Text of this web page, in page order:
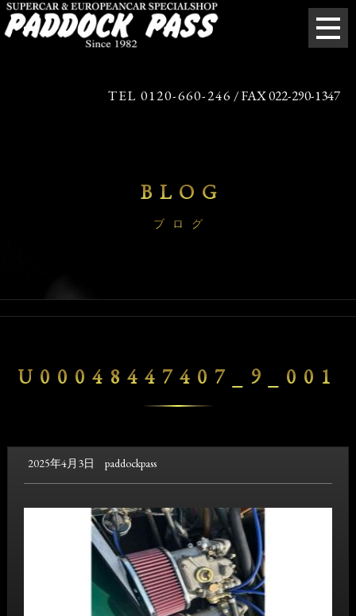
TEL 0120-660-246 / FAX 022-290-1347
BLOG
ブログ
U00048447407_9_001
2025年4月3日 paddockpass